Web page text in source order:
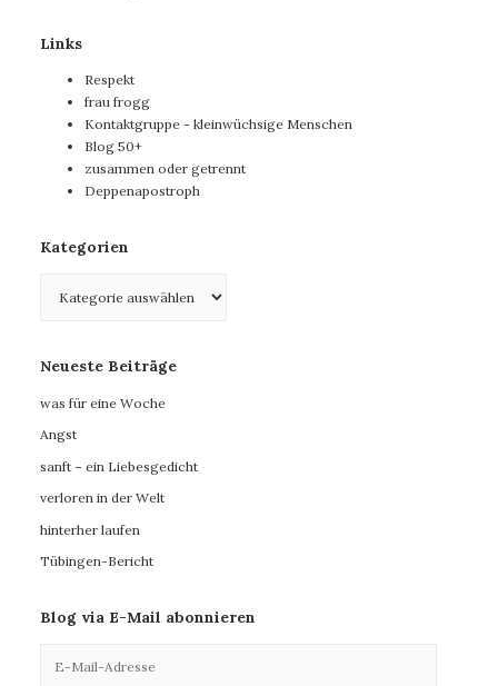
Links
Respekt
frau frogg
Kontaktgruppe - kleinwüchsige Menschen
Blog 50+
zusammen oder getrennt
Deppenapostroph
Kategorien
Neueste Beiträge
was für eine Woche
Angst
sanft – ein Liebesgedicht
verloren in der Welt
hinterher laufen
Tübingen-Bericht
Blog via E-Mail abonnieren
Mail-